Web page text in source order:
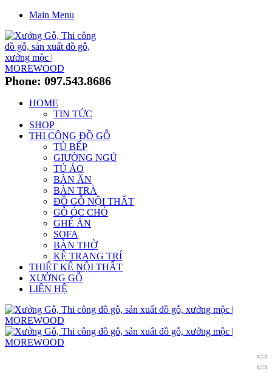
Main Menu
Phone: 097.543.8686
HOME
TIN TỨC
SHOP
THI CÔNG ĐỒ GỖ
TỦ BẾP
GIƯỜNG NGỦ
TỦ ÁO
BÀN ĂN
BÀN TRÀ
ĐỒ GỖ NỘI THẤT
GỖ ÓC CHÓ
GHẾ ĂN
SOFA
BÀN THỜ
KỆ TRANG TRÍ
THIẾT KẾ NỘI THẤT
XƯỞNG GỖ
LIÊN HỆ